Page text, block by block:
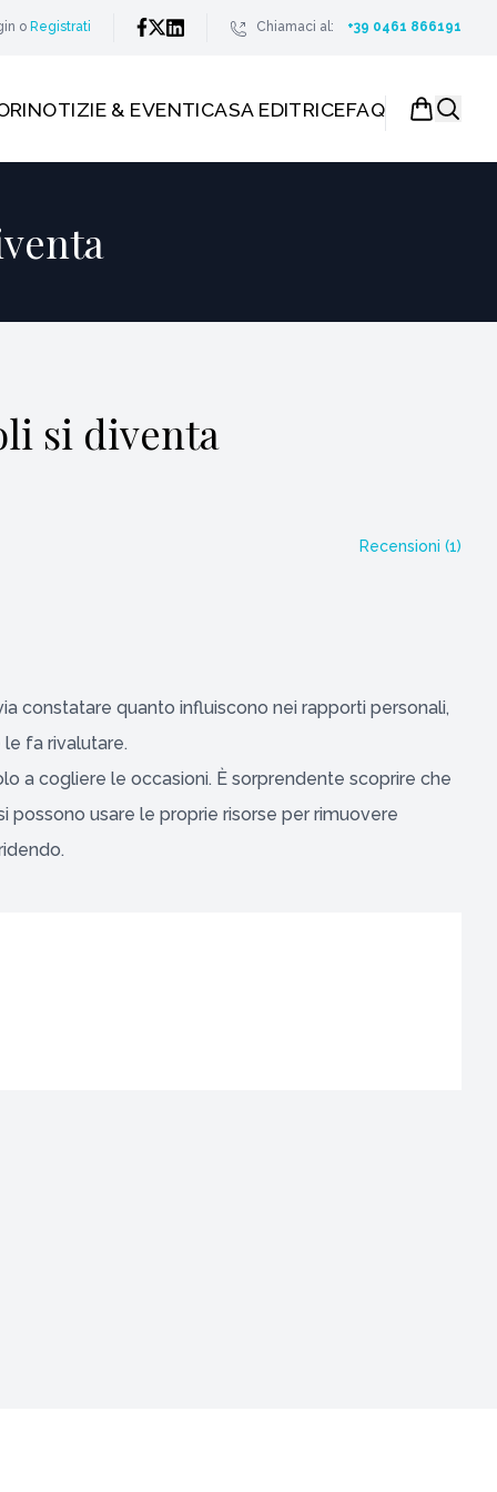
o Registrati Chiamaci al: +39 0461 866191
NOTIZIE & EVENTICASA EDITRICEFAQ
si diventa
Recensioni (1)
constatare quanto influiscono nei rapporti personali,
fa rivalutare.
a cogliere le occasioni. È sorprendente scoprire che
possono usare le proprie risorse per rimuovere